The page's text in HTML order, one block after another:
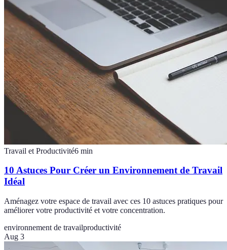
Travail et Productivité6 min
10 Astuces Pour Créer un Environnement de Travail
Idéal
Aménagez votre espace de travail avec ces 10 astuces pratiques pour
améliorer votre productivité et votre concentration.
environnement de travailproductivité
Aug 3